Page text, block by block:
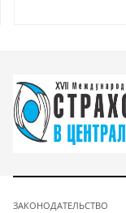
ЗАКОНОДАТЕЛЬСТВО